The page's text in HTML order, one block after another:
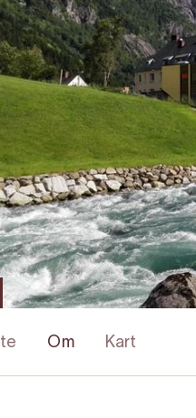
Om Kart